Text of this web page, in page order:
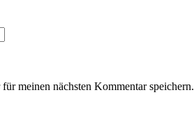
meinen nächsten Kommentar speichern.